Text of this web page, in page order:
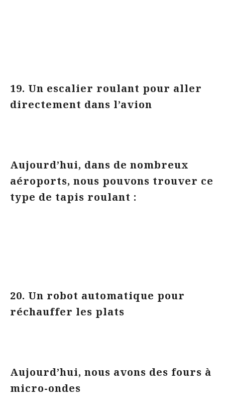
19. Un escalier roulant pour aller
directement dans l’avion
Aujourd’hui, dans de nombreux
aéroports, nous pouvons trouver ce
type de tapis roulant :
20. Un robot automatique pour
réchauffer les plats
Aujourd’hui, nous avons des fours à
micro-ondes